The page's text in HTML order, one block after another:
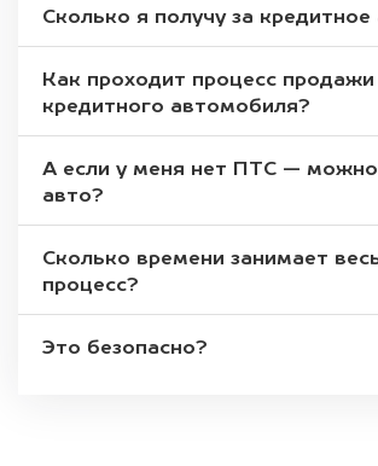
Сколько я получу за кредитное
Как проходит процесс продажи
кредитного автомобиля?
А если у меня нет ПТС — можно
авто?
Сколько времени занимает
процесс?
Это безопасно?